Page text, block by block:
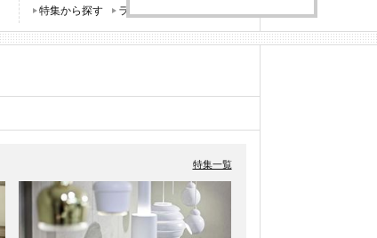
特集から探す
ランキングから探す
特集一覧